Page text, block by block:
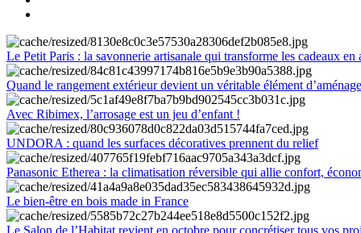
Le Petit Paris : la savonnerie artisanale qui transforme les cadeaux en
Quand le rangement extérieur devient un véritable élément
Avec Ribimex, l’arrosage est un jeu d’enfant !
UNDORA : quand les surfaces décoratives prennent du relief
Panasonic Etherea : la climatisation réversible qui allie confort,
Le bien-être en bois made in France